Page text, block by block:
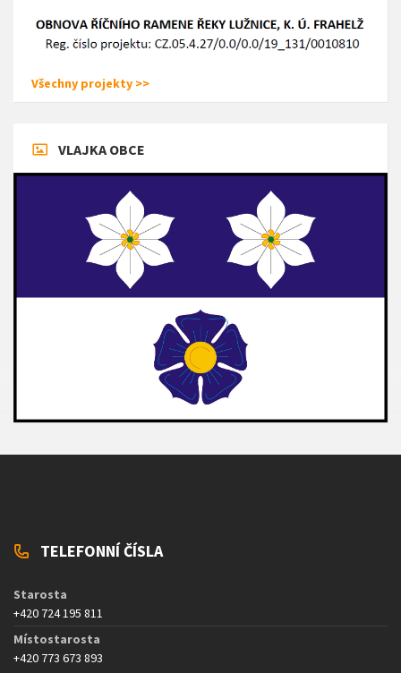
Všechny projekty >>
VLAJKA OBCE
TELEFONNÍ ČÍSLA
Starosta
+420 724 195 811
Místostarosta
+420 773 673 893